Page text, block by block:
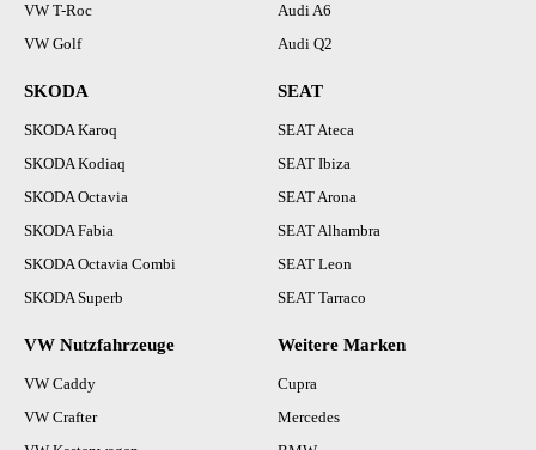
VW T-Roc
VW Golf
Audi A6
Audi Q2
SKODA
SKODA Karoq
SKODA Kodiaq
SKODA Octavia
SKODA Fabia
SKODA Octavia Combi
SKODA Superb
SEAT
SEAT Ateca
SEAT Ibiza
SEAT Arona
SEAT Alhambra
SEAT Leon
SEAT Tarraco
VW Nutzfahrzeuge
VW Caddy
VW Crafter
Weitere Marken
Cupra
Mercedes